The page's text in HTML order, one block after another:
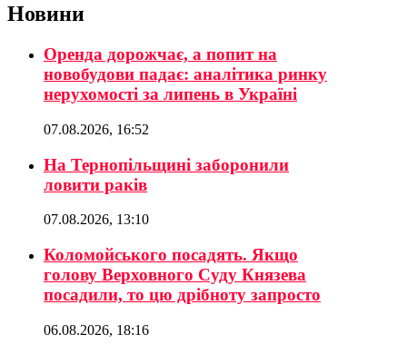
Новини
Оренда дорожчає, а попит на
новобудови падає: аналітика ринку
нерухомості за липень в Україні
07.08.2026, 16:52
На Тернопільщині заборонили
ловити раків
07.08.2026, 13:10
Коломойського посадять. Якщо
голову Верховного Суду Князева
посадили, то цю дрібноту запросто
06.08.2026, 18:16